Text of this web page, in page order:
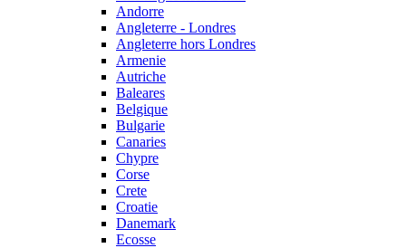
Andorre
Angleterre - Londres
Angleterre hors Londres
Armenie
Autriche
Baleares
Belgique
Bulgarie
Canaries
Chypre
Corse
Crete
Croatie
Danemark
Ecosse